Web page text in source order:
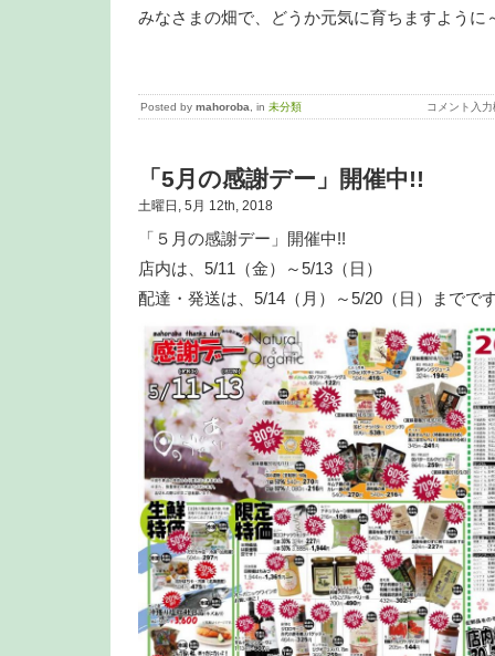
みなさまの畑で、どうか元気に育ちますように
Posted by mahoroba, in 未分類 コメント入力
「5月の感謝デー」開催中!!
土曜日, 5月 12th, 2018
「５月の感謝デー」開催中!!
店内は、5/11（金）～5/13（日）
配達・発送は、5/14（月）～5/20（日）までで